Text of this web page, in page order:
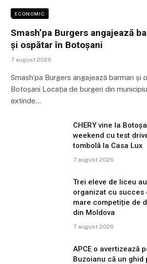
ECONOMIC
Smash’pa Burgers angajează
și ospătar în Botoșani
7 august 2026
Smash’pa Burgers angajează barman și
Botoșani Locația de burgeri din
extinde…
CHERY vine la
weekend cu test
tombolă la Casa Lux
7 august 2026
Trei eleve de liceu au
organizat cu succes
mare competiție de
din Moldova
7 august 2026
APCE o avertizează
Buzoianu că un ghid